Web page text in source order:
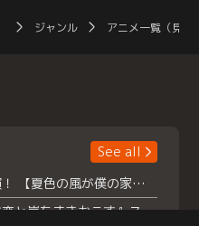
ジャンル アニメ一覧（見放
See all
浮所飛貴主演！ 【夏色の風が僕の家にやってきた】 本日よりテラサで独占配信スタート！
『夏色の雲が恋と嵐をまきおこす』スペシャルメイキング 【Part1】2026年７月18日（土）23時30分～配信スタート！話題のシーンの裏側を大公開！豪華キャスト大集合！ 『武宮家 真夏の家族会議』開催！